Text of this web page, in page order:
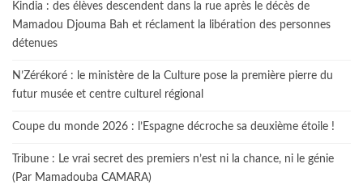
Kindia : des élèves descendent dans la rue après le décès de
Mamadou Djouma Bah et réclament la libération des personnes
détenues
N’Zérékoré : le ministère de la Culture pose la première pierre du
futur musée et centre culturel régional
Coupe du monde 2026 : l’Espagne décroche sa deuxième étoile !
Tribune : Le vrai secret des premiers n’est ni la chance, ni le génie
(Par Mamadouba CAMARA)